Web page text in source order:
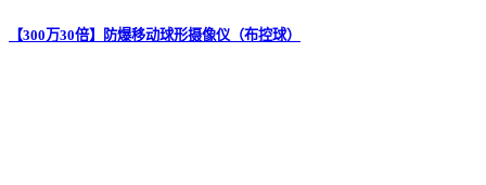
【300万30倍】防爆移动球形摄像仪（布控球）